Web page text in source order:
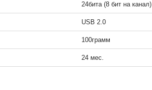
24бита (8 бит на канал)
USB 2.0
100грамм
24 мес.